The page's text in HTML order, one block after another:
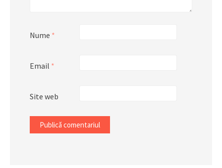
Nume *
Email *
Site web